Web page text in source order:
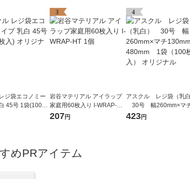
ジ袋エコノミー
45号 1袋(100枚
ル
3
岩谷マテリアル アイラップ
家庭用60枚入り I-WRAP-HT
1個
207円
4
アスクル レジ袋（乳白
30号 幅260mm×マ
mm×縦480mm 1袋（
423円
めPRアイテム